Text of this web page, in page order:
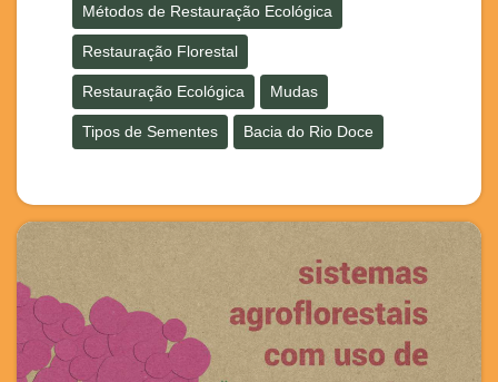
Métodos de Restauração Ecológica
Restauração Florestal
Restauração Ecológica Mudas
Tipos de Sementes Bacia do Rio Doce